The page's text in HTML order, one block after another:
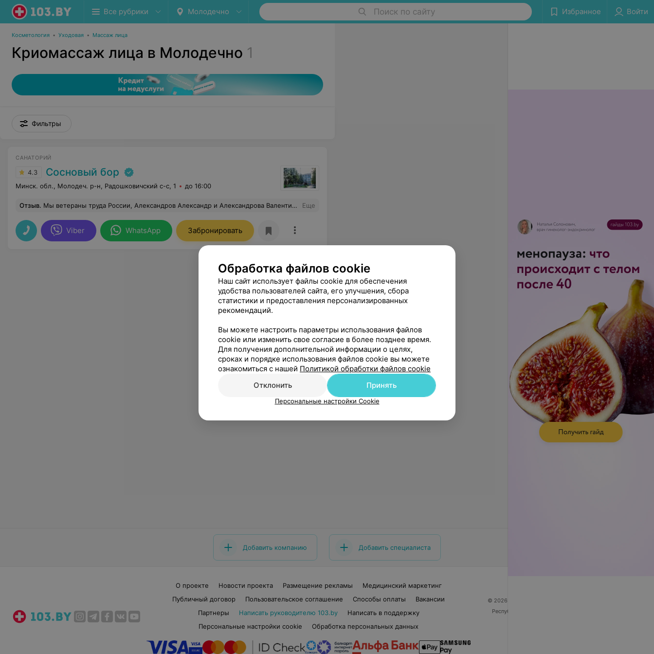
Все рубрики Молодечно Поиск по сайту Избранное Войти
Косметология • Уходовая • Массаж лица
Криомассаж лица в Молодечно 1
Фильтры
САНАТОРИЙ
4.3 Сосновый бор
Минск. обл., Молодеч. р-н, Радошковичский c-с, 1 до 16:00
Отзыв. Мы ветераны труда России, Александров Александр и Александрова Валентина, хотели, Вам всем сотрудникам санатория "Сосновый бор " выразить огромную благодарность от нас южноуральцев. Такого радушного и душевного приёма у нас в России нет. Выражаем свое уважение администраторам, врачам с большой буквы, сотрудникам столовой, обслуживающему персаналу. Если сможем будем ворочаться к вам за добротой. Семья Александровы Южный Урал г. Орск Еще
Viber WhatsApp Забронировать
Добавить компанию Добавить специалиста
О проекте Новости проекта Размещение рекламы
Медицинский маркетинг
Публичный договор
Пользовательское соглашение Способы оплаты
Вакансии
Партнеры
Написать руководителю 103.by
Написать в поддержку
Персональные настройки cookie
Обработка персональных данных
© 2026 ООО «Артокс Лаб», УНП 191700409
Республика Беларусь, г. Минск, улица Толбухина, 2,
Обработка файлов cookie
Наш сайт использует файлы cookie для обеспечения
удобства пользователей сайта, его улучшения, сбора
статистики и предоставления персонализированных
рекомендаций.
Вы можете настроить параметры использования файлов
cookie или изменить свое согласие в более позднее время.
Для получения дополнительной информации о целях,
сроках и порядке использования файлов cookie вы можете
ознакомиться с нашей Политикой обработки файлов cookie
Отклонить
Принять
Персональные настройки Cookie